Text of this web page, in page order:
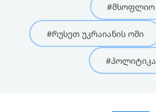
#მსოფლიო
#რუსეთ უკრაიანის ომი
#პოლიტიკა